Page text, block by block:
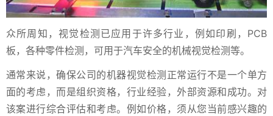
众所周知，视觉检测已应用于许多行业，例如印刷，PCB
板，各种零件检测，可用于汽车安全的机械视觉检测等。
通常来说，确保公司的机器视觉检测正常运行不是一个单方
面的考虑，而是组织资格，行业经验，外部资源和成功。对
该案进行综合评估和考虑。例如价格，须从您当前感兴趣的